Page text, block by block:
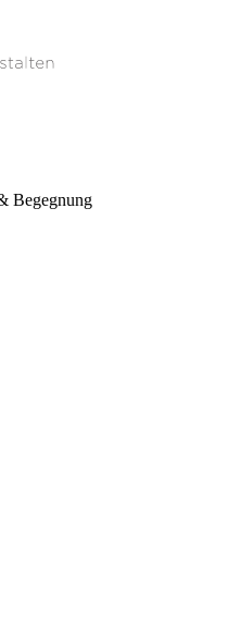
Begegnung